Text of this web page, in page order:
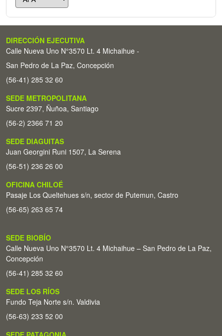
DIRECCIÓN EJECUTIVA
Calle Nueva Uno N°3570 Lt. 4 Michaihue -
San Pedro de La Paz, Concepción
(56-41) 285 32 60
SEDE METROPOLITANA
Sucre 2397, Ñuñoa, Santiago
(56-2) 2366 71 20
SEDE DIAGUITAS
Juan Georgini Runi 1507, La Serena
(56-51) 236 26 00
OFICINA CHILOÉ
Pasaje Los Queltehues s/n, sector de Putemun, Castro
(56-65) 263 65 74
SEDE BIOBÍO
Calle Nueva Uno N°3570 Lt. 4 Michaihue – San Pedro de La Paz,
Concepción
(56-41) 285 32 60
SEDE LOS RÍOS
Fundo Teja Norte s/n. Valdivia
(56-63) 233 52 00